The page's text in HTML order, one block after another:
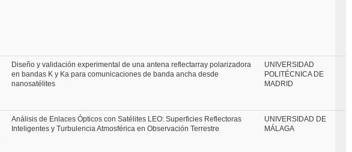
Diseño y validación experimental de una antena reflectarray polarizadora
en bandas K y Ka para comunicaciones de banda ancha desde
nanosatélites
UNIVERSIDAD
POLITÉCNICA DE
MADRID
Análisis de Enlaces Ópticos con Satélites LEO: Superficies Reflectoras
Inteligentes y Turbulencia Atmosférica en Observación Terrestre
UNIVERSIDAD DE
MÁLAGA